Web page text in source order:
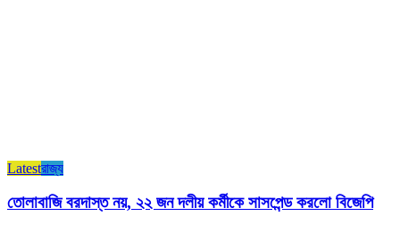
Latestরাজ্য​
তোলাবাজি বরদাস্ত নয়, ২২ জন দলীয় কর্মীকে সাসপেন্ড করলো বিজেপি